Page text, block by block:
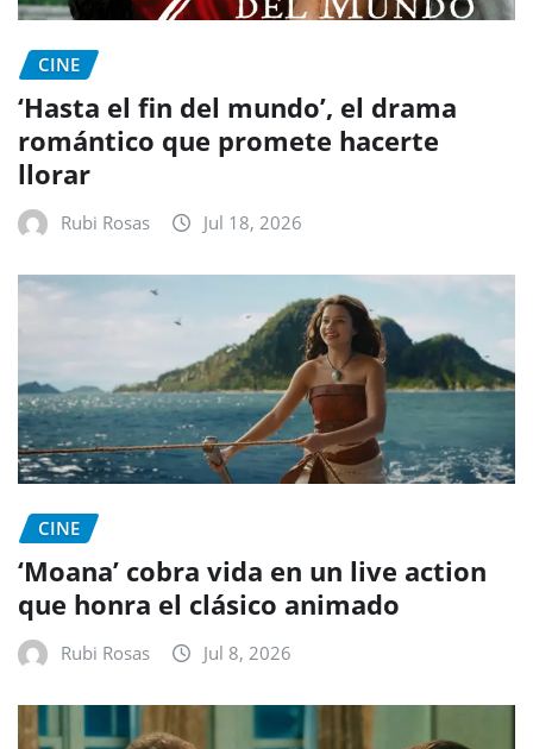
CINE
‘Hasta el fin del mundo’, el drama
romántico que promete hacerte
llorar
Rubi Rosas Jul 18, 2026
CINE
‘Moana’ cobra vida en un live action
que honra el clásico animado
Rubi Rosas Jul 8, 2026